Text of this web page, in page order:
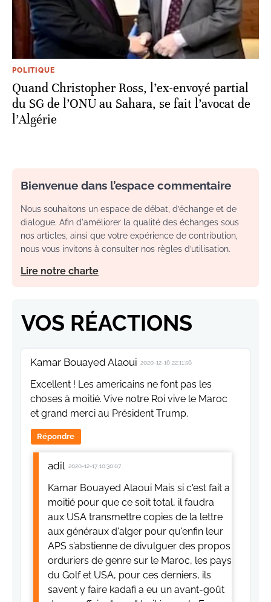
POLITIQUE
Quand Christopher Ross, l’ex-envoyé partial
du SG de l’ONU au Sahara, se fait l’avocat de
l’Algérie
Bienvenue dans l’espace commentaire
Nous souhaitons un espace de débat, d’échange et de
dialogue. Afin d'améliorer la qualité des échanges sous
nos articles, ainsi que votre expérience de contribution,
nous vous invitons à consulter nos règles d’utilisation.
Lire notre charte
VOS RÉACTIONS
Kamar Bouayed Alaoui 2020-12-16 22:11:56
Excellent ! Les americains ne font pas les
choses à moitié. Vive notre Roi vive le Maroc
et grand merci au Président Trump.
Répondre
adil 2020-12-17 10:30:07
Kamar Bouayed Alaoui Mais si c'est fait a
moitié pour que ce soit total, il faudra
aux USA transmettre copies de la lettre
aux généraux d'alger pour qu'enfin leur
APS s’abstienne de divulguer des propos
orduriers de genre sur le Maroc, les pays
du Golf et USA, pour ces derniers, ils
savent y faire kadafi a eu un avant-goût